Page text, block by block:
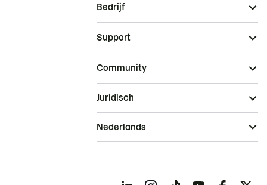
Bedrijf
Support
Community
Juridisch
Nederlands